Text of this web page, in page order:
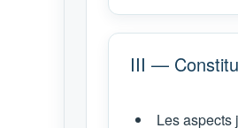
III —
Les aspects